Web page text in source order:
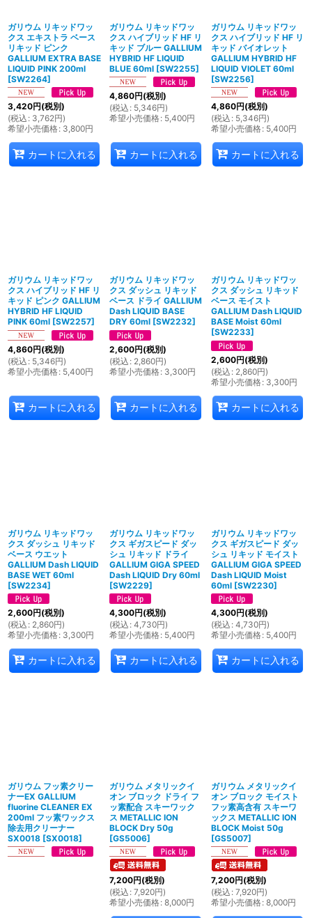
ガリウム リキッドワッ
クス エキストラ ベース
リキッド ピンク
GALLIUM EXTRA BASE
LIQUID PINK 200ml
[SW2264]
3,420円(税別)
(税込 : 3,762円)
希望小売価格: 3,800円
カートに入れる
ガリウム リキッドワッ
クス ハイブリッド HF リ
キッド ブルー GALLIUM
HYBRID HF LIQUID
BLUE 60ml [SW2255]
4,860円(税別)
(税込 : 5,346円)
希望小売価格: 5,400円
カートに入れる
ガリウム リキッドワッ
クス ハイブリッド HF リ
キッド バイオレット
GALLIUM HYBRID HF
LIQUID VIOLET 60ml
[SW2256]
4,860円(税別)
(税込 : 5,346円)
希望小売価格: 5,400円
カートに入れる
ガリウム リキッドワッ
クス ハイブリッド HF リ
キッド ピンク GALLIUM
HYBRID HF LIQUID
PINK 60ml [SW2257]
4,860円(税別)
(税込 : 5,346円)
希望小売価格: 5,400円
カートに入れる
ガリウム リキッドワッ
クス ダッシュ リキッド
ベース ドライ GALLIUM
Dash LIQUID BASE
DRY 60ml [SW2232]
2,600円(税別)
(税込 : 2,860円)
希望小売価格: 3,300円
カートに入れる
ガリウム リキッドワッ
クス ダッシュ リキッド
ベース モイスト
GALLIUM Dash LIQUID
BASE Moist 60ml
[SW2233]
2,600円(税別)
(税込 : 2,860円)
希望小売価格: 3,300円
カートに入れる
ガリウム リキッドワッ
クス ダッシュ リキッド
ベース ウエット
GALLIUM Dash LIQUID
BASE WET 60ml
[SW2234]
2,600円(税別)
(税込 : 2,860円)
希望小売価格: 3,300円
カートに入れる
ガリウム リキッドワッ
クス ギガスピード ダッ
シュ リキッド ドライ
GALLIUM GIGA SPEED
Dash LIQUID Dry 60ml
[SW2229]
4,300円(税別)
(税込 : 4,730円)
希望小売価格: 5,400円
カートに入れる
ガリウム リキッドワッ
クス ギガスピード ダッ
シュ リキッド モイスト
GALLIUM GIGA SPEED
Dash LIQUID Moist
60ml [SW2230]
4,300円(税別)
(税込 : 4,730円)
希望小売価格: 5,400円
カートに入れる
ガリウム フッ素クリー
ナーEX GALLIUM
fluorine CLEANER EX
200ml フッ素ワックス
除去用クリーナー
SX0018 [SX0018]
ガリウム メタリックイ
オン ブロック ドライ フ
ッ素配合 スキーワック
ス METALLIC ION
BLOCK Dry 50g
[GS5006]
7,200円(税別)
(税込 : 7,920円)
希望小売価格: 8,000円
ガリウム メタリックイ
オン ブロック モイスト
フッ素高含有 スキーワ
ックス METALLIC ION
BLOCK Moist 50g
[GS5007]
7,200円(税別)
(税込 : 7,920円)
希望小売価格: 8,000円